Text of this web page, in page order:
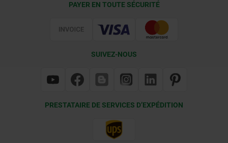
PAYER EN TOUTE SÉCURITÉ
SUIVEZ-NOUS
PRESTATAIRE DE SERVICES D’EXPÉDITION